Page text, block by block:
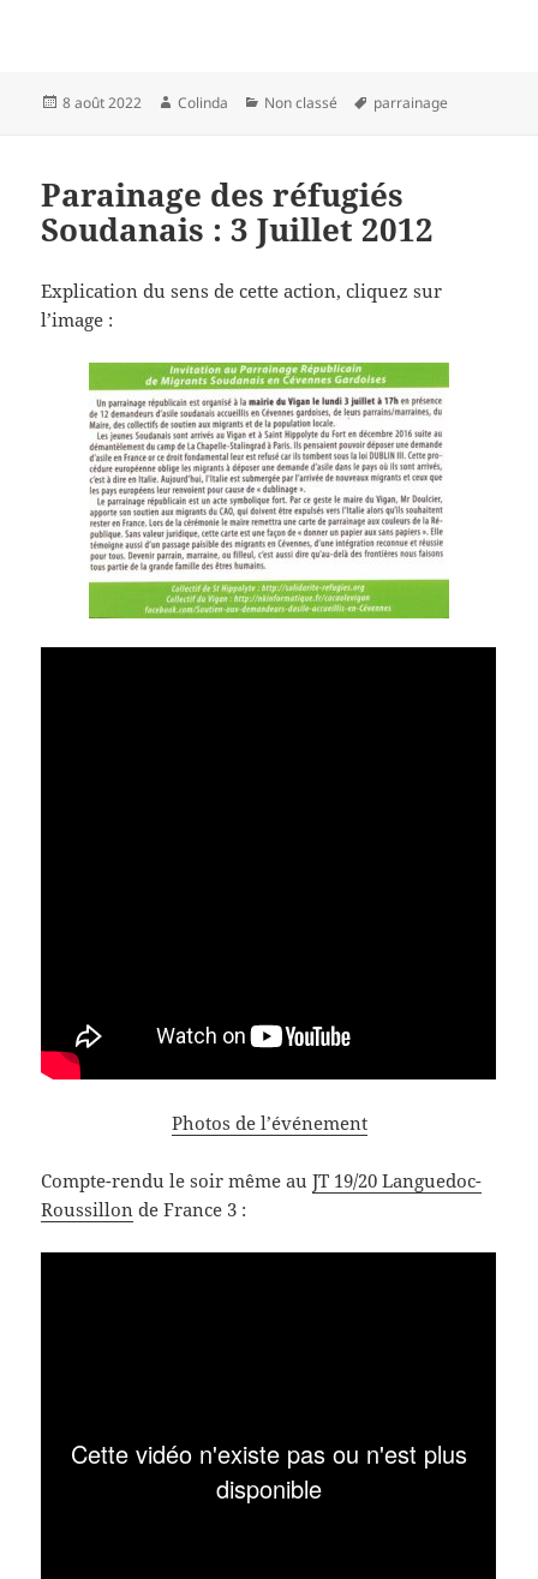
Publié
8 août 2022 Auteur
Colinda Catégories
Non classé
Mots-
parrainage
Parainage des réfugiés
Soudanais : 3 Juillet 2012
Explication du sens de cette action, cliquez sur
l’image :
Photos de l’événement
Compte-rendu le soir même auJT 19/20 Languedoc-
Roussillon de France 3 :